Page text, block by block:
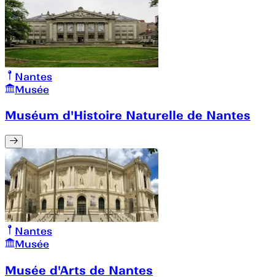
Nantes
Musée
Muséum d'Histoire Naturelle de Nantes
Nantes
Musée
Musée d'Arts de Nantes